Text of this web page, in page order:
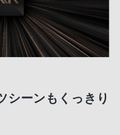
シーンもくっきり